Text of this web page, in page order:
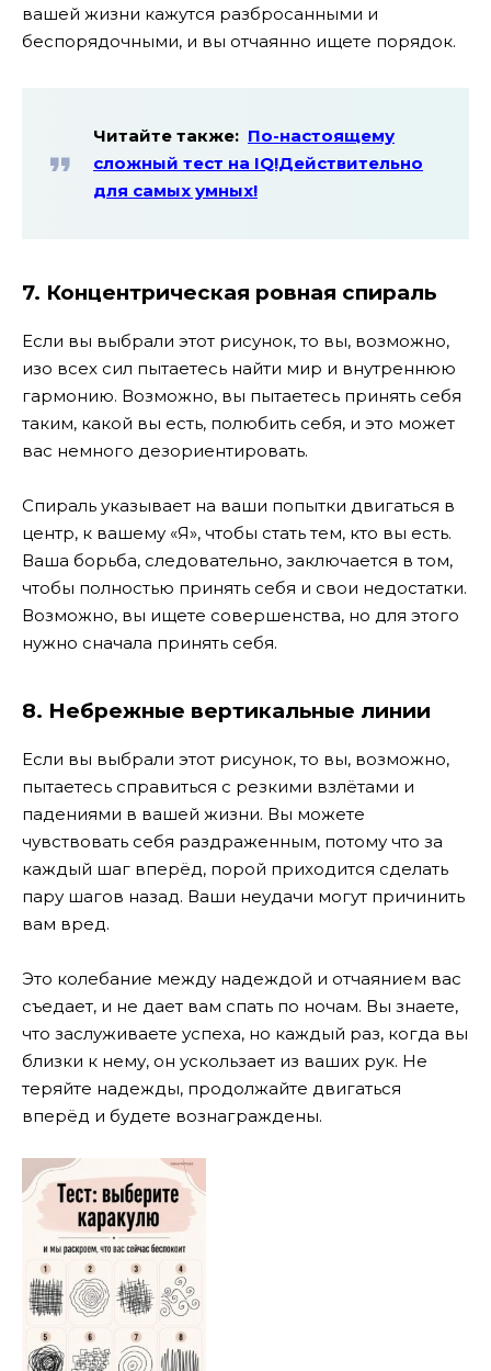
вашей жизни кажутся разбросанными и
беспорядочными, и вы отчаянно ищете порядок.
Читайте также: По-настоящему
сложный тест на IQ!Действительно
для самых умных!
7. Концентрическая ровная спираль
Если вы выбрали этот рисунок, то вы, возможно,
изо всех сил пытаетесь найти мир и внутреннюю
гармонию. Возможно, вы пытаетесь принять себя
таким, какой вы есть, полюбить себя, и это может
вас немного дезориентировать.
Спираль указывает на ваши попытки двигаться в
центр, к вашему «Я», чтобы стать тем, кто вы есть.
Ваша борьба, следовательно, заключается в том,
чтобы полностью принять себя и свои недостатки.
Возможно, вы ищете совершенства, но для этого
нужно сначала принять себя.
8. Небрежные вертикальные линии
Если вы выбрали этот рисунок, то вы, возможно,
пытаетесь справиться с резкими взлётами и
падениями в вашей жизни. Вы можете
чувствовать себя раздраженным, потому что за
каждый шаг вперёд, порой приходится сделать
пару шагов назад. Ваши неудачи могут причинить
вам вред.
Это колебание между надеждой и отчаянием вас
съедает, и не дает вам спать по ночам. Вы знаете,
что заслуживаете успеха, но каждый раз, когда вы
близки к нему, он ускользает из ваших рук. Не
теряйте надежды, продолжайте двигаться
вперёд и будете вознаграждены.